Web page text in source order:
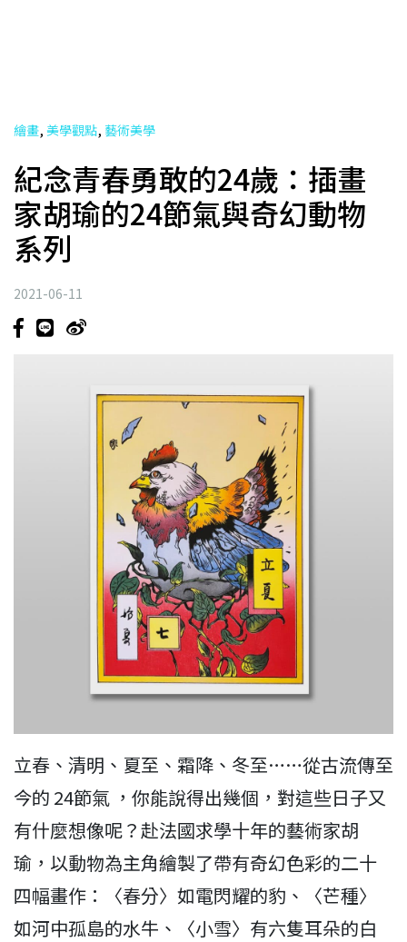
繪畫, 美學觀點, 藝術美學
紀念青春勇敢的24歲：插畫
家胡瑜的24節氣與奇幻動物
系列
2021-06-11
立春、清明、夏至、霜降、冬至……從古流傳至
今的 24節氣 ，你能說得出幾個，對這些日子又
有什麼想像呢？赴法國求學十年的藝術家胡
瑜，以動物為主角繪製了帶有奇幻色彩的二十
四幅畫作：〈春分〉如電閃耀的豹、〈芒種〉
如河中孤島的水牛、〈小雪〉有六隻耳朵的白